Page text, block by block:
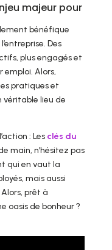
majeur pour
bénéfique
Des
plus engagés et
Alors,
pratiques et
véritable lieu de
: Les clés du
main, n’hésitez pas
qui en vaut la
mais aussi
prêt à
oasis de bonheur ?